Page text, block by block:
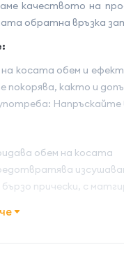
качеството на
обратна връзка
косата обем и
покорява, както и
обем на косата
прически, с